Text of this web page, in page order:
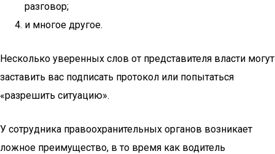
разговор;
и многое другое.
Несколько уверенных слов от представителя власти могут
заставить вас подписать протокол или попытаться
«разрешить ситуацию».
У сотрудника правоохранительных органов возникает
ложное преимущество, в то время как водитель